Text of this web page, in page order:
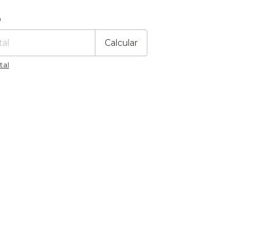
Calcular